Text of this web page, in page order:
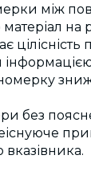
між
на
цілісність
номерку
без